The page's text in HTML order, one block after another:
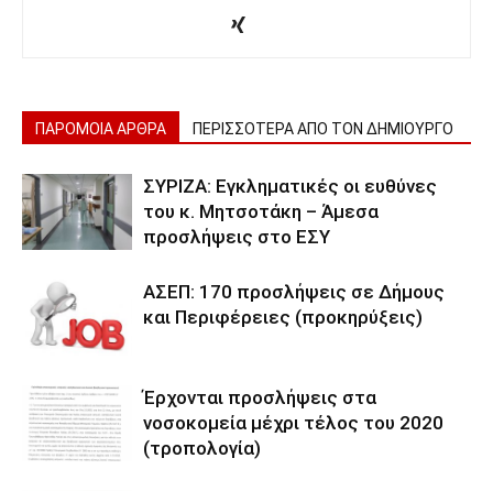
ΠΑΡΟΜΟΙΑ ΑΡΘΡΑ ΠΕΡΙΣΣΟΤΕΡΑ ΑΠΟ ΤΟΝ ΔΗΜΙΟΥΡΓΟ
ΣΥΡΙΖΑ: Εγκληματικές οι ευθύνες
του κ. Μητσοτάκη – Άμεσα
προσλήψεις στο ΕΣΥ
ΑΣΕΠ: 170 προσλήψεις σε Δήμους
και Περιφέρειες (προκηρύξεις)
Έρχονται προσλήψεις στα
νοσοκομεία μέχρι τέλος του 2020
(τροπολογία)